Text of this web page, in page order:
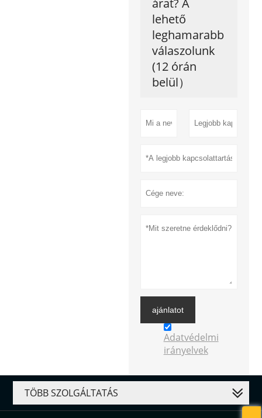
lehető
leghamarabb
válaszolunk
(12 órán
belül）
ajánlatot
Adatvédelmi
irányelvek
TÖBB SZOLGÁLTATÁS